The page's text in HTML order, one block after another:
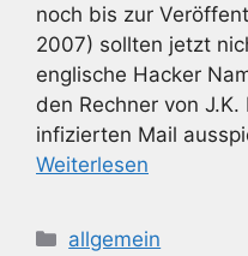
noch bis zur
2007) sollten jetzt
englische Hacker
den Rechner von
infizierten Mail
Weiterlesen
Kategorien
allgemein